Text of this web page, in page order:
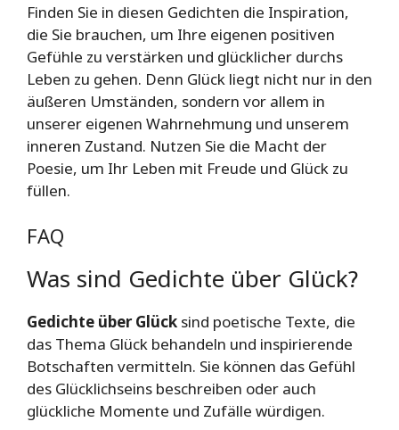
Finden Sie in diesen Gedichten die Inspiration,
die Sie brauchen, um Ihre eigenen positiven
Gefühle zu verstärken und glücklicher durchs
Leben zu gehen. Denn Glück liegt nicht nur in den
äußeren Umständen, sondern vor allem in
unserer eigenen Wahrnehmung und unserem
inneren Zustand. Nutzen Sie die Macht der
Poesie, um Ihr Leben mit Freude und Glück zu
füllen.
FAQ
Was sind Gedichte über Glück?
Gedichte über Glück sind poetische Texte, die
das Thema Glück behandeln und inspirierende
Botschaften vermitteln. Sie können das Gefühl
des Glücklichseins beschreiben oder auch
glückliche Momente und Zufälle würdigen.